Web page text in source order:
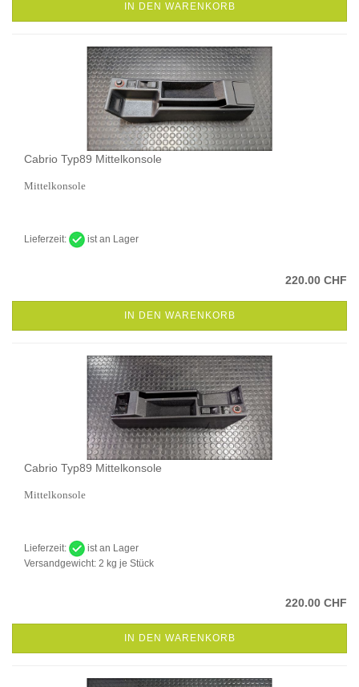
IN DEN WARENKORB
Cabrio Typ89 Mittelkonsole
Mittelkonsole
Lieferzeit: ist an Lager
220.00 CHF
IN DEN WARENKORB
Cabrio Typ89 Mittelkonsole
Mittelkonsole
Lieferzeit:
ist an Lager
Versandgewicht: 2 kg je Stück
220.00 CHF
IN DEN WARENKORB